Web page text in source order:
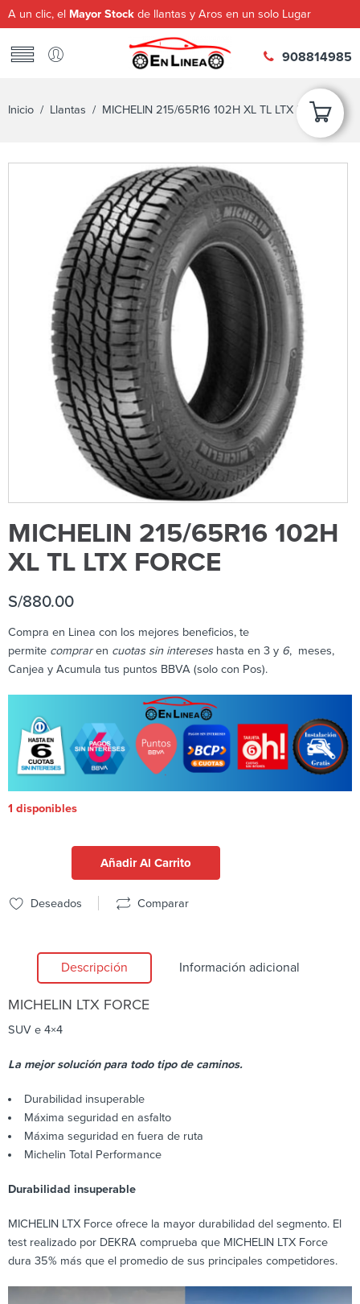
A un clic, el Mayor Stock de llantas y Aros en un solo Lugar
908814985
Inicio / Llantas / MICHELIN 215/65R16 102H XL TL LTX FORCE
MICHELIN 215/65R16 102H
XL TL LTX FORCE
S/880.00
Compra en Linea con los mejores beneficios, te
permite compraren cuotas sin intereseshasta en 3 y 6, meses,
Canjea y Acumula tus puntos BBVA (solo con Pos).
1 disponibles
Añadir Al Carrito
Deseados Comparar
Descripción Información adicional
MICHELIN LTX FORCE
SUV e 4×4
La mejor solución para todo tipo de caminos.
Durabilidad insuperable
Máxima seguridad en asfalto
Máxima seguridad en fuera de ruta
Michelin Total Performance
Durabilidad insuperable
MICHELIN LTX Force ofrece la mayor durabilidad del segmento. El
test realizado por DEKRA comprueba que MICHELIN LTX Force
dura 35% más que el promedio de sus principales competidores.